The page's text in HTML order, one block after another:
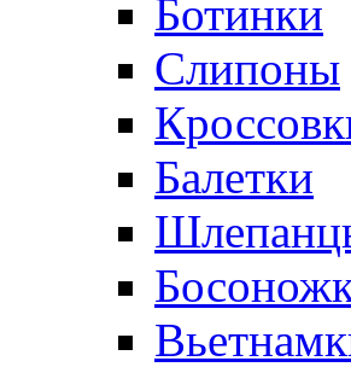
Ботинки
Слипоны
Балетки